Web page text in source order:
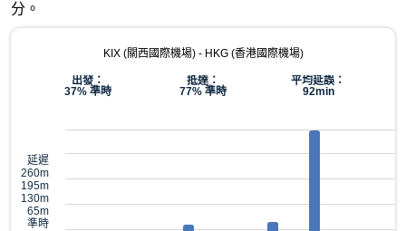
分。
KIX (關西國際機場) - HKG (香港國際機場)
出發：
37% 準時
抵達：
77% 準時
平均延誤：
92min
延遲
260m
195m
130m
65m
準時